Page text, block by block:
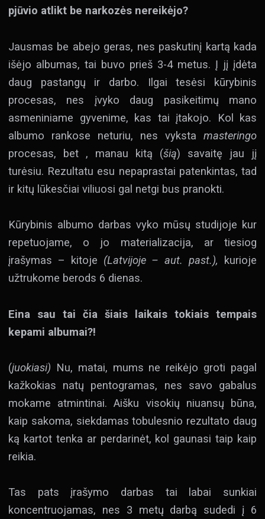
pjūvio atlikt be narkozės nereikėjo?
Jausmas be abejo geras, nes paskutinį kartą kada
išėjo albumas, tai buvo prieš 3-4 metus. Į jį įdėta
daug pastangų ir darbo. Ilgai tesėsi kūrybinis
procesas, nes įvyko daug pasikeitimų mano
asmeniniame gyvenime, kas tai įtakojo. Kol kas
albumo rankose neturiu, nes vyksta masteringo
procesas, bet , manau kitą (šią) savaitę jau jį
turėsiu. Rezultatu esu nepaprastai patenkintas, tad
ir kitų lūkesčiai viliuosi gal netgi bus pranokti.
Kūrybinis albumo darbas vyko mūsų studijoje kur
repetuojame, o jo materializacija, ar tiesiog
įrašymas – kitoje (Latvijoje – aut. past.),
kurioje
užtrukome berods 6 dienas.
Eina sau tai čia šiais laikais tokiais tempais
kepami albumai?!
(juokiasi) Nu, matai, mums ne reikėjo groti pagal
kažkokias natų pentogramas, nes savo gabalus
mokame atmintinai. Aišku visokių niuansų būna,
kaip sakoma, siekdamas tobulesnio rezultato daug
ką kartot tenka ar perdarinėt, kol gaunasi taip kaip
reikia.
Tas pats įrašymo darbas tai labai sunkiai
koncentruojamas, nes 3 metų darbą sudedi į 6